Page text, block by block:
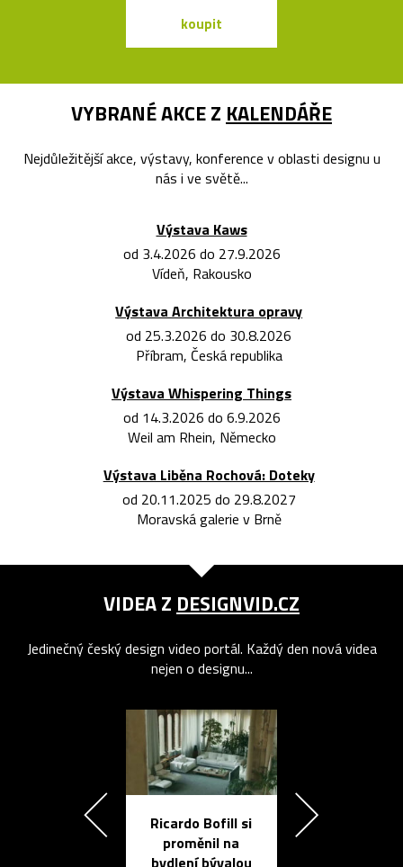
koupit
VYBRANÉ AKCE Z KALENDÁŘE
Nejdůležitější akce, výstavy, konference v oblasti designu u
nás i ve světě...
Výstava Kaws
od 3.4.2026 do 27.9.2026
Vídeň, Rakousko
Výstava Architektura opravy
od 25.3.2026 do 30.8.2026
Příbram, Česká republika
Výstava Whispering Things
od 14.3.2026 do 6.9.2026
Weil am Rhein, Německo
Výstava Liběna Rochová: Doteky
od 20.11.2025 do 29.8.2027
Moravská galerie v Brně
VIDEA Z DESIGNVID.CZ
Jedinečný český design video portál. Každý den nová videa
nejen o designu...
Ricardo Bofill si
proměnil na